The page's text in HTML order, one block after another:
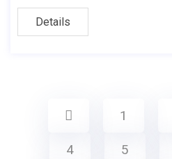
Details
1
4 5